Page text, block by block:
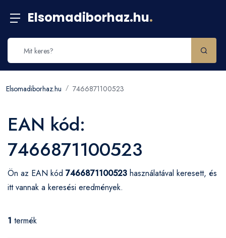
Elsomadiborhaz.hu.
Elsomadiborhaz.hu 7466871100523
EAN kód:
7466871100523
Ön az EAN kód 7466871100523 használatával keresett, és
itt vannak a keresési eredmények.
1 termék